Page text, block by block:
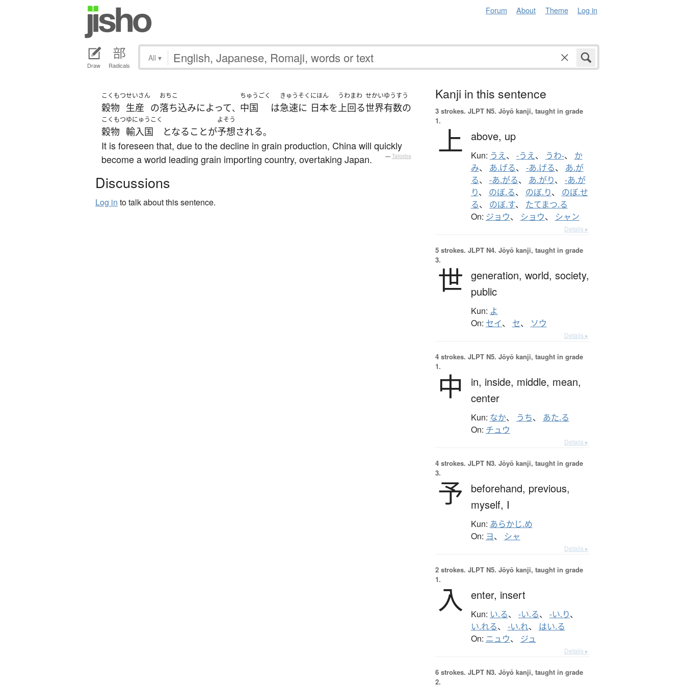
Forum About Theme Log in
Draw Radicals
All ▾
こくもつ
穀物
せいさん
生産 の
おちこ
落ち込みによって、
ちゅうごく
中国 は
きゅうそく
急速に
にほん
日本を
うわまわ
上回る
せかいゆうすう
世界有数の
こくもつ
穀物
ゆにゅうこく
輸入国 となる ことが
よそう
予想される。
It is foreseen that, due to the decline in grain production, China will quickly
become a world leading grain importing country, overtaking Japan.
— Tatoeba
Discussions
Log in to talk about this sentence.
Kanji in this sentence
3 strokes. JLPT N5. Jōyō kanji, taught in grade
1.
上 above, up
Kun: うえ、 -うえ、 うわ-、 か
み、 あ.げる、 -あ.げる、 あ.が
る、 -あ.がる、 あ.がり、 -あ.が
り、 のぼ.る、 のぼ.り、 のぼ.せ
る、 のぼ.す、 たてまつ.る
On: ジョウ、 ショウ、 シャン
Details ▸
5 strokes. JLPT N4. Jōyō kanji, taught in grade
3.
世 generation, world, society,
public
Kun: よ
On: セイ、 セ、 ソウ
Details ▸
4 strokes. JLPT N5. Jōyō kanji, taught in grade
1.
中 in, inside, middle, mean,
center
Kun: なか、 うち、 あた.る
On: チュウ
Details ▸
4 strokes. JLPT N3. Jōyō kanji, taught in grade
3.
予 beforehand, previous,
myself, I
Kun: あらかじ.め
On: ヨ、 シャ
Details ▸
2 strokes. JLPT N5. Jōyō kanji, taught in grade
1.
入 enter, insert
Kun: い.る、 -い.る、 -い.り、
い.れる、 -い.れ、 はい.る
On: ニュウ、 ジュ
Details ▸
6 strokes. JLPT N3. Jōyō kanji, taught in grade
2.